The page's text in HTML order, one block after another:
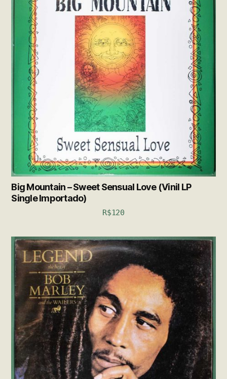
Big Mountain – Sweet Sensual Love (Vinil LP
Single Importado)
R$120